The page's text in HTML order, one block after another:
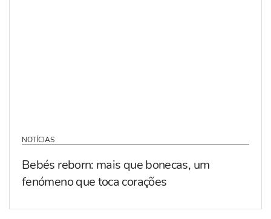
NOTÍCIAS
Bebés reborn: mais que bonecas, um
fenómeno que toca corações